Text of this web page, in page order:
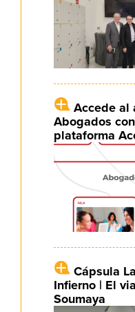
Accede al
Abogados
plataforma
Cápsula
Infierno | El
Soumaya